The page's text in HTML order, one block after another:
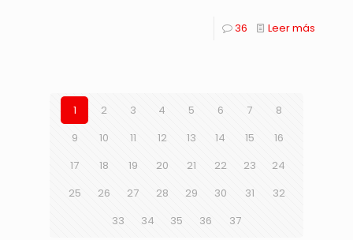
36 Leer más
1 2 3 4 5 6 7
8
9
10 11 12 13 14 15
16
17
18 19 20 21 22 23
24
25
26 27 28 29 30 31
32
33
34 35 36 37